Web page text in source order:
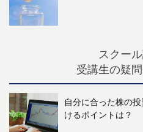
スクー
受講生の疑
自分に合った株の
けるポイントは？